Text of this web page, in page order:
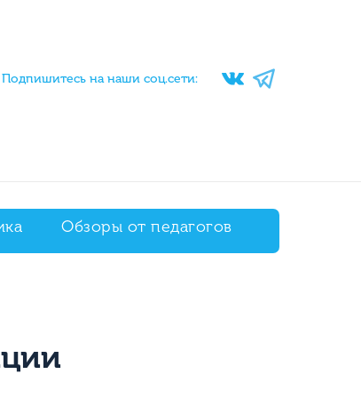
Подпишитесь на наши соц.сети:
Обзоры от педагогов